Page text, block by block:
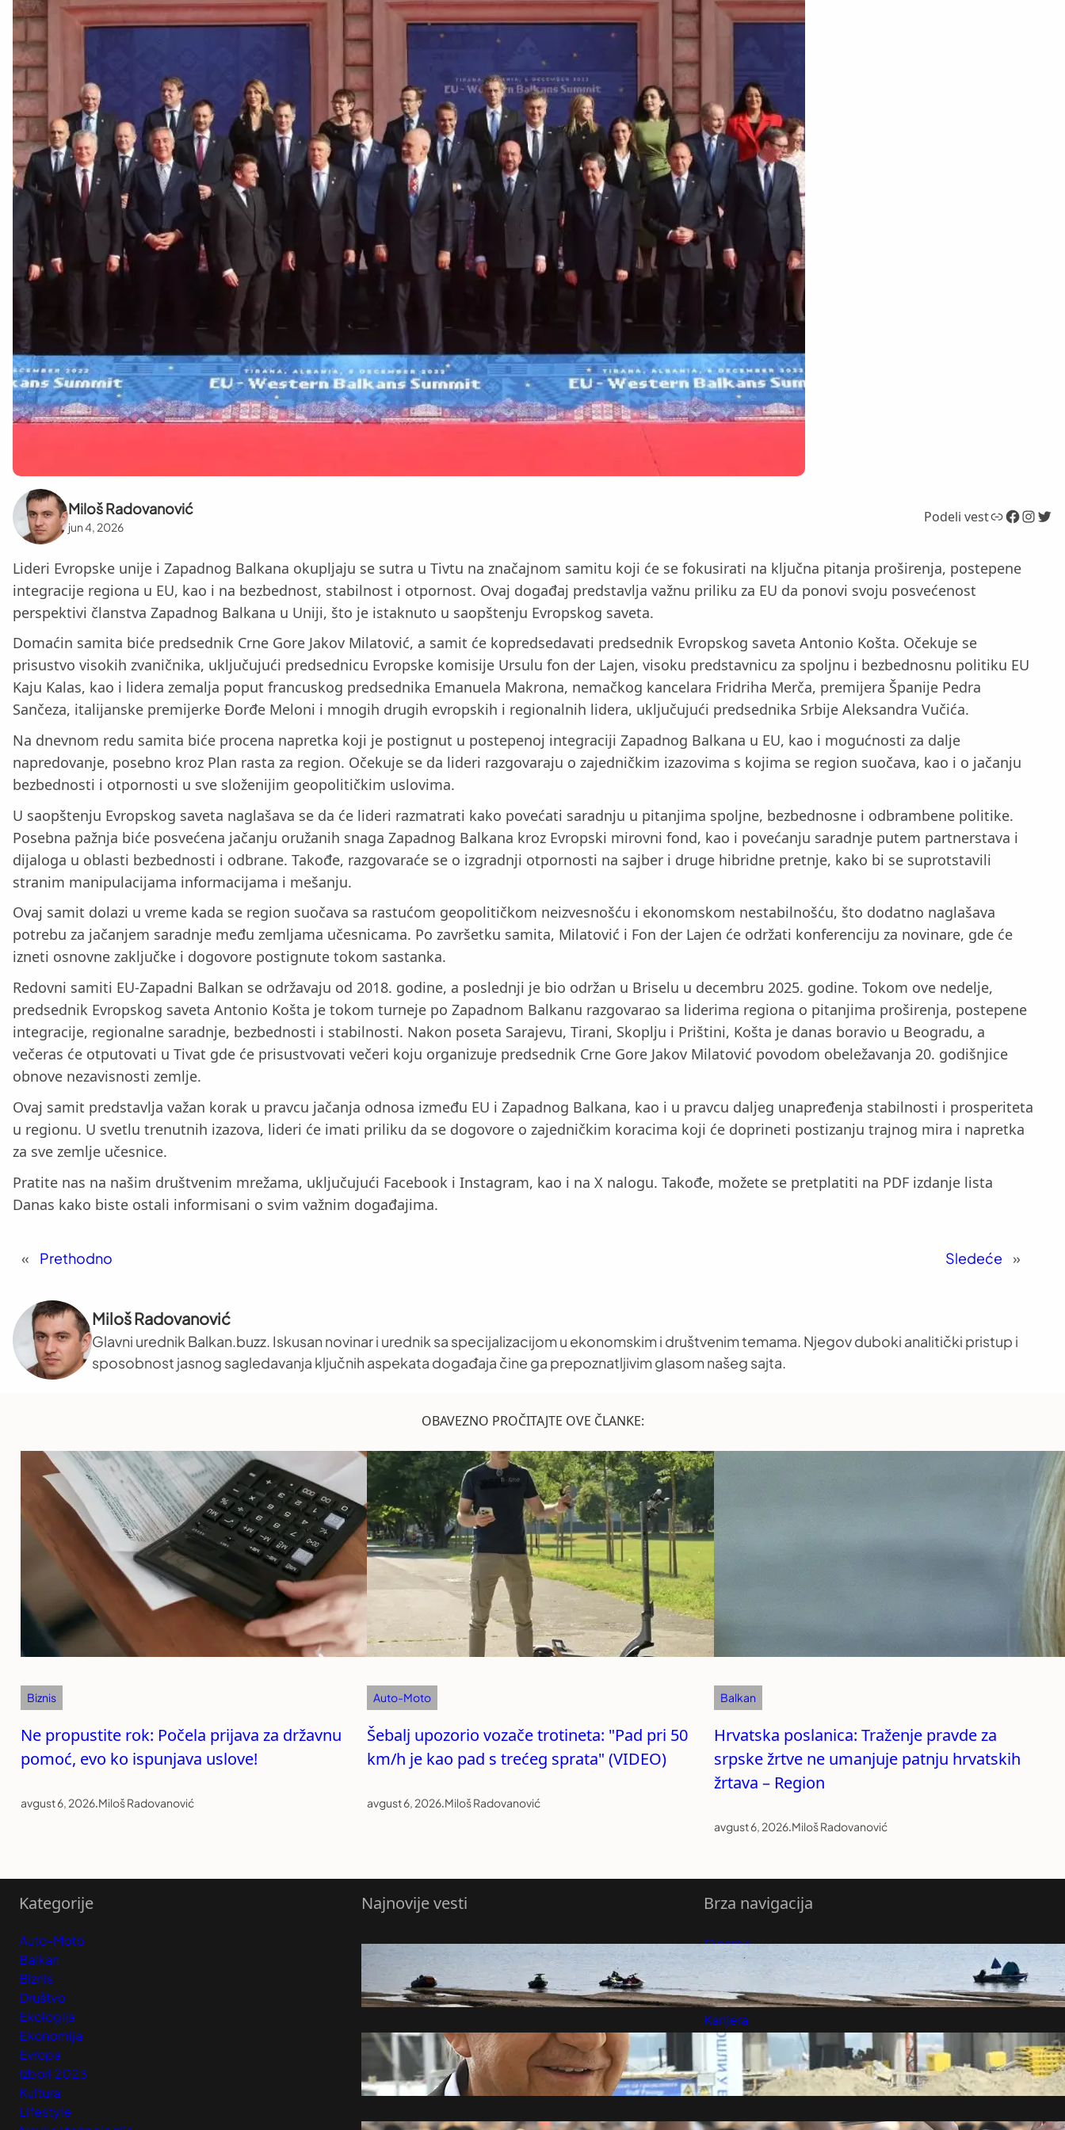
Miloš Radovanović
jun 4, 2026
Podeli vestLink Facebook InstagramTwitter
Lideri Evropske unije i Zapadnog Balkana okupljaju se sutra u Tivtu na značajnom samitu koji će se fokusirati na ključna pitanja proširenja, postepene
integracije regiona u EU, kao i na bezbednost, stabilnost i otpornost. Ovaj događaj predstavlja važnu priliku za EU da ponovi svoju posvećenost
perspektivi članstva Zapadnog Balkana u Uniji, što je istaknuto u saopštenju Evropskog saveta.
Domaćin samita biće predsednik Crne Gore Jakov Milatović, a samit će kopredsedavati predsednik Evropskog saveta Antonio Košta. Očekuje se
prisustvo visokih zvaničnika, uključujući predsednicu Evropske komisije Ursulu fon der Lajen, visoku predstavnicu za spoljnu i bezbednosnu politiku EU
Kaju Kalas, kao i lidera zemalja poput francuskog predsednika Emanuela Makrona, nemačkog kancelara Fridriha Merča, premijera Španije Pedra
Sančeza, italijanske premijerke Đorđe Meloni i mnogih drugih evropskih i regionalnih lidera, uključujući predsednika Srbije Aleksandra Vučića.
Na dnevnom redu samita biće procena napretka koji je postignut u postepenoj integraciji Zapadnog Balkana u EU, kao i mogućnosti za dalje
napredovanje, posebno kroz Plan rasta za region. Očekuje se da lideri razgovaraju o zajedničkim izazovima s kojima se region suočava, kao i o jačanju
bezbednosti i otpornosti u sve složenijim geopolitičkim uslovima.
U saopštenju Evropskog saveta naglašava se da će lideri razmatrati kako povećati saradnju u pitanjima spoljne, bezbednosne i odbrambene politike.
Posebna pažnja biće posvećena jačanju oružanih snaga Zapadnog Balkana kroz Evropski mirovni fond, kao i povećanju saradnje putem partnerstava i
dijaloga u oblasti bezbednosti i odbrane. Takođe, razgovaraće se o izgradnji otpornosti na sajber i druge hibridne pretnje, kako bi se suprotstavili
stranim manipulacijama informacijama i mešanju.
Ovaj samit dolazi u vreme kada se region suočava sa rastućom geopolitičkom neizvesnošću i ekonomskom nestabilnošću, što dodatno naglašava
potrebu za jačanjem saradnje među zemljama učesnicama. Po završetku samita, Milatović i Fon der Lajen će održati konferenciju za novinare, gde će
izneti osnovne zaključke i dogovore postignute tokom sastanka.
Redovni samiti EU-Zapadni Balkan se održavaju od 2018. godine, a poslednji je bio održan u Briselu u decembru 2025. godine. Tokom ove nedelje,
predsednik Evropskog saveta Antonio Košta je tokom turneje po Zapadnom Balkanu razgovarao sa liderima regiona o pitanjima proširenja, postepene
integracije, regionalne saradnje, bezbednosti i stabilnosti. Nakon poseta Sarajevu, Tirani, Skoplju i Prištini, Košta je danas boravio u Beogradu, a
večeras će otputovati u Tivat gde će prisustvovati večeri koju organizuje predsednik Crne Gore Jakov Milatović povodom obeležavanja 20. godišnjice
obnove nezavisnosti zemlje.
Ovaj samit predstavlja važan korak u pravcu jačanja odnosa između EU i Zapadnog Balkana, kao i u pravcu daljeg unapređenja stabilnosti i prosperiteta
u regionu. U svetlu trenutnih izazova, lideri će imati priliku da se dogovore o zajedničkim koracima koji će doprineti postizanju trajnog mira i napretka
za sve zemlje učesnice.
Pratite nas na našim društvenim mrežama, uključujući Facebook i Instagram, kao i na X nalogu. Takođe, možete se pretplatiti na PDF izdanje lista
Danas kako biste ostali informisani o svim važnim događajima.
« Prethodno Sledeće »
Miloš Radovanović
Glavni urednik Balkan.buzz. Iskusan novinar i urednik sa specijalizacijom u ekonomskim i društvenim temama. Njegov duboki analitički pristup i
sposobnost jasnog sagledavanja ključnih aspekata događaja čine ga prepoznatljivim glasom našeg sajta.
OBAVEZNO PROČITAJTE OVE ČLANKE:
Biznis
Ne propustite rok: Počela prijava za državnu
pomoć, evo ko ispunjava uslove!
avgust 6, 2026.Miloš Radovanović
Auto-Moto
Šebalj upozorio vozače trotineta: "Pad pri 50
km/h je kao pad s trećeg sprata" (VIDEO)
avgust 6, 2026.Miloš Radovanović
Balkan
Hrvatska poslanica: Traženje pravde za
srpske žrtve ne umanjuje patnju hrvatskih
žrtava – Region
avgust 6, 2026.Miloš Radovanović
Kategorije
Auto-Moto
Balkan
Biznis
Društvo
Ekologija
Ekonomija
Evropa
Izbori 2023
Kultura
Lifestyle
Najnovije vesti
raste vodostaj Dunava, Pakš čeka
nastavak rada
avgust 6, 2026
Mišković osnovao firmu pre tri meseca,
pa dobio posao na Ekspu
avgust 6, 2026
Brza navigacija
O nama
Predloži Vest
Pretplatite se na vesti
Karijera
Marketing
Kontakt